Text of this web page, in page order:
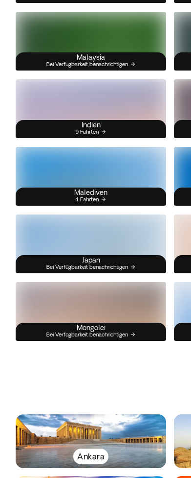
Malaysia
Bei Verfügbarkeit benachrichtigen
Indien
9 Fahrten
Malediven
4 Fahrten
Japan
Bei Verfügbarkeit benachrichtigen
Mongolei
Bei Verfügbarkeit benachrichtigen
Ankara